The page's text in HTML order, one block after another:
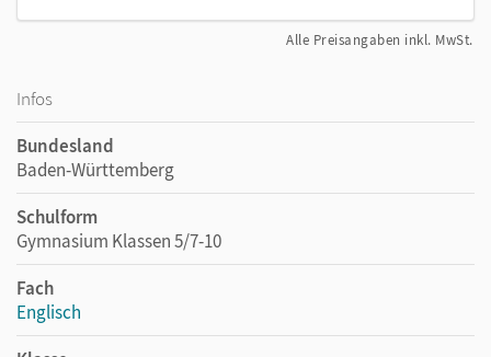
Alle Preisangaben inkl. MwSt.
Infos
Bundesland
Baden-Württemberg
Schulform
Gymnasium Klassen 5/7-10
Fach
Englisch